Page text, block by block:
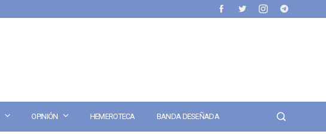
OPINIÓN HEMEROTECA BANDA DESEÑADA